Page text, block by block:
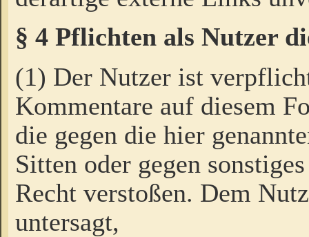
§ 4 Pflichten als Nutzer
(1) Der Nutzer ist
Kommentare auf diesem
die gegen die hier
Sitten oder gegen
Recht verstoßen. Dem
untersagt,